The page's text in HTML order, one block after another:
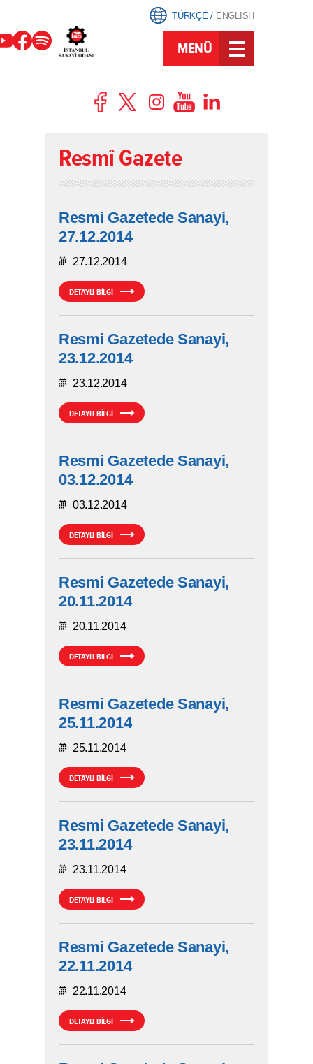
TÜRKÇE/ ENGLISH
MENÜ
Resmî Gazete
Resmi Gazetede Sanayi,
27.12.2014
27.12.2014
DETAYLI BİLGİ
Resmi Gazetede Sanayi,
23.12.2014
23.12.2014
DETAYLI BİLGİ
Resmi Gazetede Sanayi,
03.12.2014
03.12.2014
DETAYLI BİLGİ
Resmi Gazetede Sanayi,
20.11.2014
20.11.2014
DETAYLI BİLGİ
Resmi Gazetede Sanayi,
25.11.2014
25.11.2014
DETAYLI BİLGİ
Resmi Gazetede Sanayi,
23.11.2014
23.11.2014
DETAYLI BİLGİ
Resmi Gazetede Sanayi,
22.11.2014
22.11.2014
DETAYLI BİLGİ